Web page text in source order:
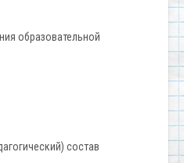
образовательной
состав